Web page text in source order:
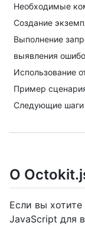
Необходимые
Создание
Выполнение
выявления
Использование
Пример
Следующие шаги
О
Если вы
JavaScript для